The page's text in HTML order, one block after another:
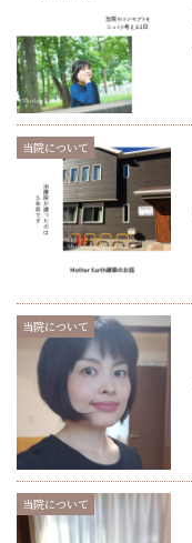
当院について
当院について
当院について